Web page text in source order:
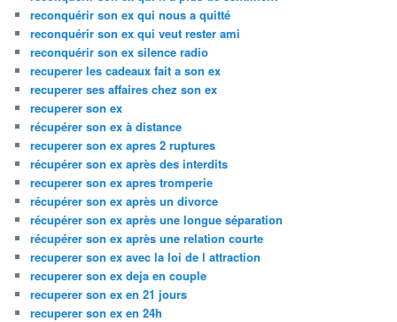
reconquérir son ex qui nous a quitté
reconquérir son ex qui veut rester ami
reconquérir son ex silence radio
recuperer les cadeaux fait a son ex
recuperer ses affaires chez son ex
recuperer son ex
récupérer son ex à distance
recuperer son ex apres 2 ruptures
récupérer son ex après des interdits
recuperer son ex apres tromperie
récupérer son ex après un divorce
récupérer son ex après une longue séparation
récupérer son ex après une relation courte
recuperer son ex avec la loi de l attraction
recuperer son ex deja en couple
recuperer son ex en 21 jours
recuperer son ex en 24h